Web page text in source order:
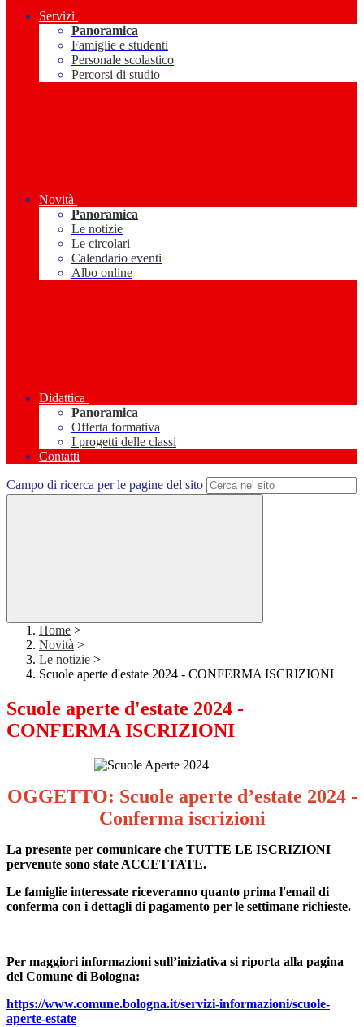
Servizi
Panoramica
Famiglie e studenti
Personale scolastico
Percorsi di studio
Novità
Panoramica
Le notizie
Le circolari
Calendario eventi
Albo online
Didattica
Panoramica
Offerta formativa
I progetti delle classi
Contatti
Campo di ricerca per le pagine del sito
Home >
Novità >
Le notizie >
Scuole aperte d'estate 2024 - CONFERMA ISCRIZIONI
Scuole aperte d'estate 2024 -
CONFERMA ISCRIZIONI
OGGETTO: Scuole aperte d’estate 2024 -
Conferma iscrizioni
La presente per comunicare che TUTTE LE ISCRIZIONI
pervenute sono state ACCETTATE.
Le famiglie interessate riceveranno quanto prima l'email di
conferma con i dettagli di pagamento per le settimane richieste.
Per maggiori informazioni sull’iniziativa si riporta alla pagina
del Comune di Bologna:
https://www.comune.bologna.it/servizi-informazioni/scuole-
aperte-estate